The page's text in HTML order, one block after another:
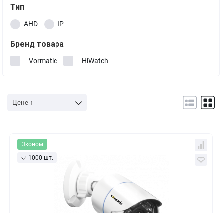
Тип
AHD IP
Бренд товара
Vormatic HiWatch
Цене ↑
Эконом
1000 шт.